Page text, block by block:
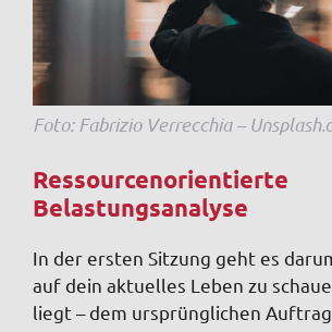
Foto: Fabrizio Verrecchia –
Ressourcenorientierte
Belastungsanalyse
In der ersten Sitzung geht es
auf dein aktuelles Leben zu
liegt – dem ursprünglichen Auftrag